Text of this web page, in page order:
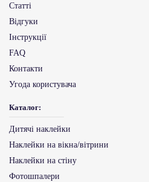
Статті
Відгуки
Інструкції
FAQ
Контакти
Угода користувача
Каталог:
Дитячі наклейки
Наклейки на вікна/вітрини
Наклейки на стіну
Фотошпалери